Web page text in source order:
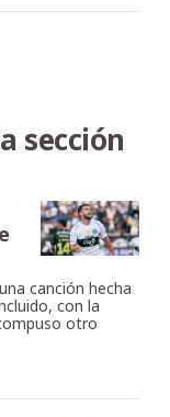
sección
canción hecha
con la
otro